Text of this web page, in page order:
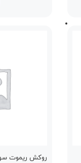
روكش ریموت